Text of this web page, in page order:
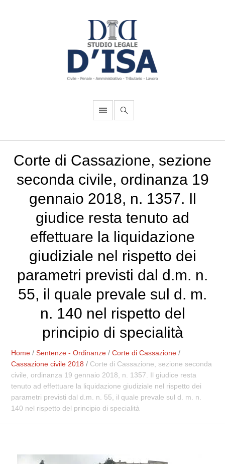
Corte di Cassazione, sezione
seconda civile, ordinanza 19
gennaio 2018, n. 1357. Il
giudice resta tenuto ad
effettuare la liquidazione
giudiziale nel rispetto dei
parametri previsti dal d.m. n.
55, il quale prevale sul d. m.
n. 140 nel rispetto del
principio di specialità
Home /Sentenze - Ordinanze /Corte di Cassazione /
Cassazione civile 2018 / Corte di Cassazione, sezione seconda
civile, ordinanza 19 gennaio 2018, n. 1357. Il giudice resta
tenuto ad effettuare la liquidazione giudiziale nel rispetto dei
parametri previsti dal d.m. n. 55, il quale prevale sul d. m. n.
140 nel rispetto del principio di specialità